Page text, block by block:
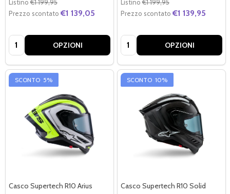
Listino €1 199,95
Prezzo scontato €1 139,05
Quantità: OPZIONI
Listino €1 199,95
Prezzo scontato €1 139,95
Quantità: OPZIONI
SCONTO 5%
Casco Supertech R10 Arius
SCONTO 10%
Casco Supertech R10 Solid